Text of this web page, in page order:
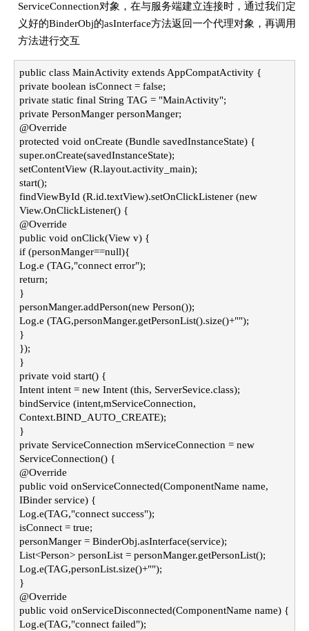
ServiceConnection对象，在与服务端建立连接时，通过我们定
义好的BinderObj的asInterface方法返回一个代理对象，再调用
方法进行交互
public class MainActivity extends AppCompatActivity {
private boolean isConnect = false;
private static final String TAG = "MainActivity";
private PersonManger personManger;
@Override
protected void onCreate (Bundle savedInstanceState) {
super.onCreate(savedInstanceState);
setContentView (R.layout.activity_main);
start();
findViewById (R.id.textView).setOnClickListener (new
View.OnClickListener() {
@Override
public void onClick(View v) {
if (personManger==null){
Log.e (TAG,"connect error");
return;
}
personManger.addPerson(new Person());
Log.e (TAG,personManger.getPersonList().size()+"");
}
});
}
private void start() {
Intent intent = new Intent (this, ServerSevice.class);
bindService (intent,mServiceConnection,
Context.BIND_AUTO_CREATE);
}
private ServiceConnection mServiceConnection = new
ServiceConnection() {
@Override
public void onServiceConnected(ComponentName name,
IBinder service) {
Log.e(TAG,"connect success");
isConnect = true;
personManger = BinderObj.asInterface(service);
List<Person> personList = personManger.getPersonList();
Log.e(TAG,personList.size()+"");
}
@Override
public void onServiceDisconnected(ComponentName name) {
Log.e(TAG,"connect failed");